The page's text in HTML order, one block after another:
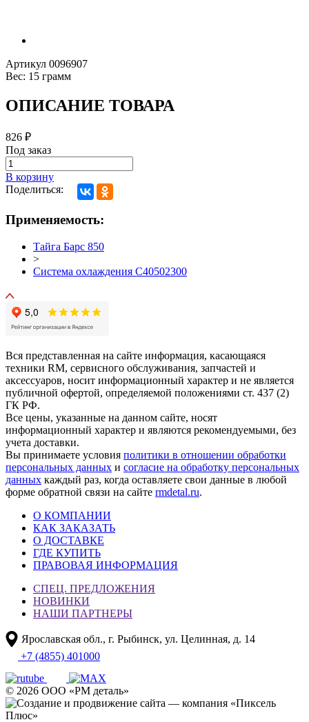
Артикул 0096907
Вес: 15 грамм
ОПИСАНИЕ ТОВАРА
826 ₽
Под заказ
В корзину
Поделиться:
Применяемость:
Тайга Барс 850
>
Система охлаждения С40502300
Вся представленная на сайте информация, касающаяся
техники RM, сервисного обслуживания, запчастей и
аксессуаров, носит информационный характер и не является
публичной офертой, определяемой положениями ст. 437 (2)
ГК РФ.
Все цены, указанные на данном сайте, носят
информационный характер и являются рекомендуемыми, без
учета доставки.
Вы принимаете условия политики в отношении обработки
персональных данных и согласие на обработку персональных
данных каждый раз, когда оставляете свои данные в любой
форме обратной связи на сайте rmdetal.ru.
О КОМПАНИИ
КАК ЗАКАЗАТЬ
О ДОСТАВКЕ
ГДЕ КУПИТЬ
ПРАВОВАЯ ИНФОРМАЦИЯ
СПЕЦ. ПРЕДЛОЖЕНИЯ
НОВИНКИ
НАШИ ПАРТНЕРЫ
Ярославская обл., г. Рыбинск, ул. Целинная, д. 14
+7 (4855) 401000
© 2026 ООО «РМ деталь»